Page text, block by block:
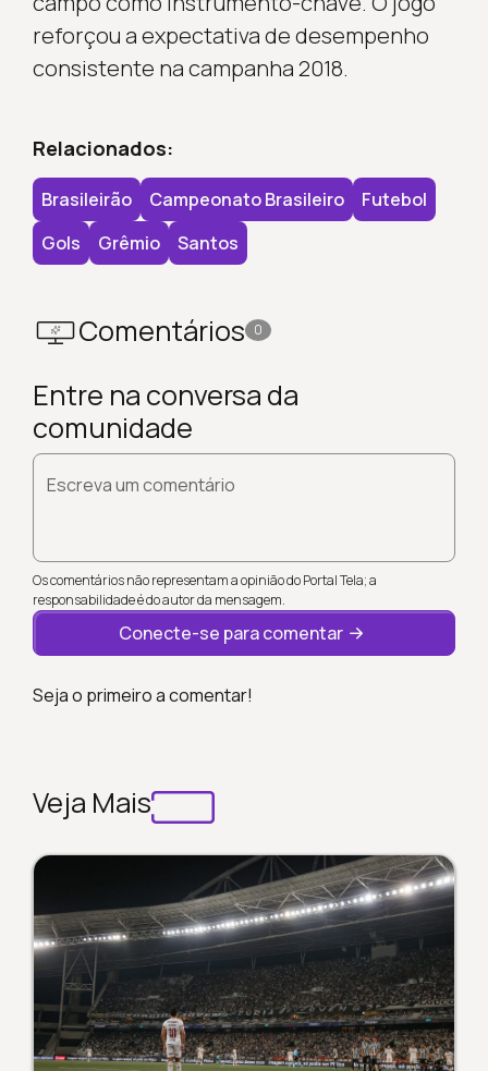
reforçou a expectativa de desempenho
consistente na campanha 2018.
Relacionados:
Brasileirão Campeonato Brasileiro
Futebol
Gols
Grêmio Santos
Comentários 0
Entre na conversa da
comunidade
Escreva um comentário
Os comentários não representam a opinião do Portal Tela; a
responsabilidade é do autor da mensagem.
Conecte-se para comentar
Seja o primeiro a comentar!
Veja Mais